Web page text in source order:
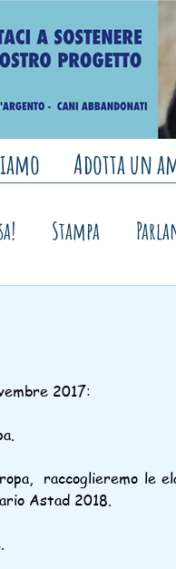
Adotta un
Stampa
2017:
raccoglieremo le
Astad 2018.